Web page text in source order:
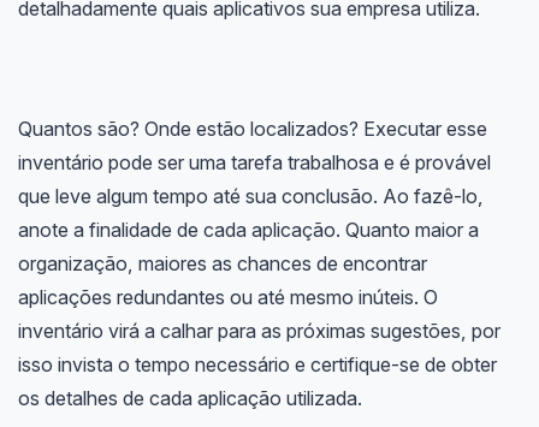
detalhadamente quais aplicativos sua empresa utiliza.
Quantos são? Onde estão localizados? Executar esse
inventário pode ser uma tarefa trabalhosa e é provável
que leve algum tempo até sua conclusão. Ao fazê-lo,
anote a finalidade de cada aplicação. Quanto maior a
organização, maiores as chances de encontrar
aplicações redundantes ou até mesmo inúteis. O
inventário virá a calhar para as próximas sugestões, por
isso invista o tempo necessário e certifique-se de obter
os detalhes de cada aplicação utilizada.